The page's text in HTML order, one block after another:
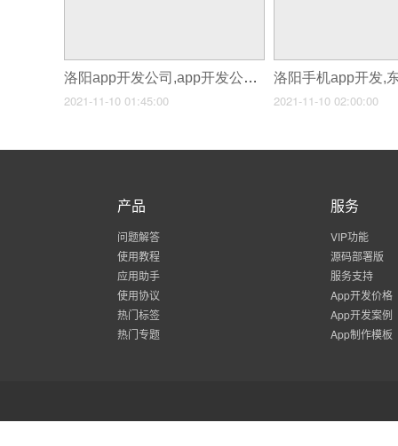
洛阳app开发公司,app开发公司哪家比较好
2021-11-10 01:45:00
洛阳手机app开发,
2021-11-10 02:00:00
产品
问题解答
使用教程
应用助手
使用协议
热门标签
热门专题
服务
VIP功能
源码部署版
服务支持
App开发价格
App开发案例
App制作模板